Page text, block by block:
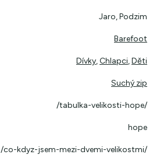
Jaro, Podzim
Barefoot
Dívky,Chlapci,Děti
Suchý zip
/tabulka-velikosti-hope/
hope
/co-kdyz-jsem-mezi-dvemi-velikostmi/